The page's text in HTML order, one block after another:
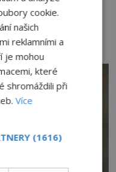
Barboru. Ta jí
je zarytá
A každá z
hradu
Za manželku má
cookie.
našich
reklamními a
je mohou
které
shromáždili při
Více
(1616)